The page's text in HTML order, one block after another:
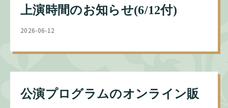
上演時間のお知らせ(6/12付)
2026-06-12
公演プログラムのオンライン販